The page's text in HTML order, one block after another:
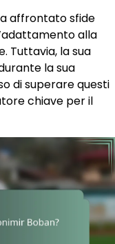
affrontato sfide
alla
Tuttavia, la sua
la sua
di superare questi
chiave per il